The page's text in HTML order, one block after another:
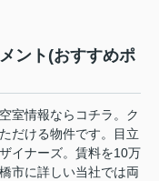
ント(おすすめポ
室情報ならコチラ。ク
だける物件です。目立
イナーズ。賃料を10万
市に詳しい当社では両